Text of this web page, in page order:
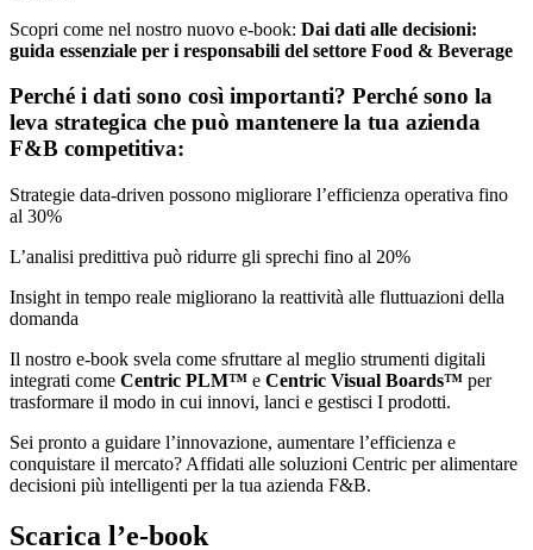
Scopri come nel nostro nuovo e-book: Dai dati alle decisioni:
guida essenziale per i responsabili del settore Food & Beverage
Perché i dati sono così importanti? Perché sono la
leva strategica che può mantenere la tua azienda
F&B competitiva:
Strategie data-driven possono migliorare l’efficienza operativa fino
al 30%
L’analisi predittiva può ridurre gli sprechi fino al 20%
Insight in tempo reale migliorano la reattività alle fluttuazioni della
domanda
Il nostro e-book svela come sfruttare al meglio strumenti digitali
integrati come Centric PLM™ e Centric Visual Boards™ per
trasformare il modo in cui innovi, lanci e gestisci I prodotti.
Sei pronto a guidare l’innovazione, aumentare l’efficienza e
conquistare il mercato? Affidati alle soluzioni Centric per alimentare
decisioni più intelligenti per la tua azienda F&B.
Scarica l’e-book